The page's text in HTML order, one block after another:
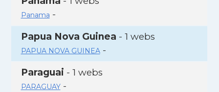
Panama -
Papua Nova Guinea - 1 webs
PAPUA NOVA GUINEA-
Paraguai - 1 webs
PARAGUAY-